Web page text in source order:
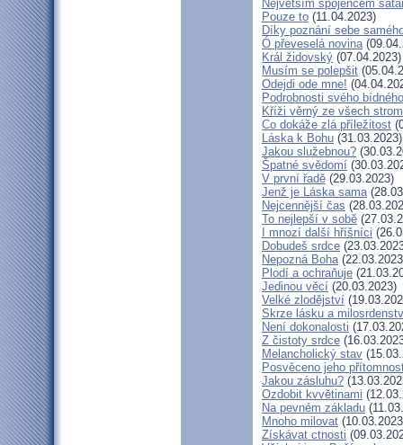
Největším spojencem
Pouze to (11.04.2023)
Díky poznání sebe
Ó převeselá novina
Král židovský (07.04.2023)
Musím se polepšit
Odejdi ode mne!
Podrobnosti svého
Kříži věrný ze všech
Co dokáže zlá příležitost
Láska k Bohu (31.03.2023)
Jakou služebnou?
Špatné svědomí
V první řadě (29.03.2023)
Jenž je Láska sama
Nejcennější čas
To nejlepší v sobě
I mnozí další hříšníci
Dobudeš srdce
Nepozná Boha
Plodí a ochraňuje
Jedinou věcí (20.03.2023)
Velké zlodějství
Skrze lásku a
Není dokonalosti
Z čistoty srdce
Melancholický stav
Posvěceno jeho
Jakou zásluhu?
Ozdobit kvvětinami
Na pevném základu
Mnoho milovat
Získávat ctnosti